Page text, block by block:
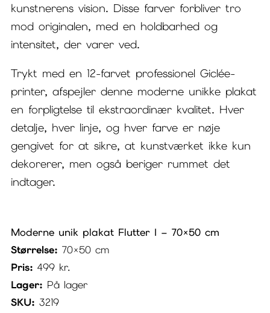
kunstnerens vision. Disse farver forbliver tro
mod originalen, med en holdbarhed og
intensitet, der varer ved.
Trykt med en 12-farvet professionel Giclée-
printer, afspejler denne moderne unikke plakat
en forpligtelse til ekstraordinær kvalitet. Hver
detalje, hver linje, og hver farve er nøje
gengivet for at sikre, at kunstværket ikke kun
dekorerer, men også beriger rummet det
indtager.
Moderne unik plakat Flutter I – 70×50 cm
Størrelse: 70×50 cm
Pris: 499 kr.
Lager: På lager
SKU: 3219